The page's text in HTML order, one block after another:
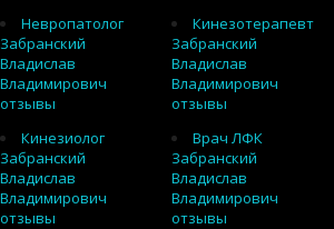
Невропатолог
Забранский
Владислав
Владимирович
отзывы
Кинезотерапевт
Забранский
Владислав
Владимирович
отзывы
Кинезиолог
Забранский
Владислав
Владимирович
отзывы
Врач ЛФК
Забранский
Владислав
Владимирович
отзывы